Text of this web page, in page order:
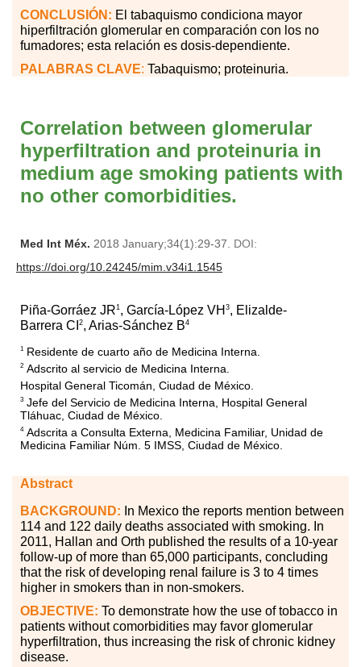
CONCLUSIÓN: El tabaquismo condiciona mayor
hiperfiltración glomerular en comparación con los no
fumadores; esta relación es dosis-dependiente.
PALABRAS CLAVE: Tabaquismo; proteinuria.
Correlation between glomerular
hyperfiltration and proteinuria in
medium age smoking patients with
no other comorbidities.
Med Int Méx. 2018 January;34(1):29-37. DOI:
https://doi.org/10.24245/mim.v34i1.1545
Piña-Gorráez JR1 , García-López VH 3, Elizalde-
Barrera CI 2, Arias-Sánchez B4
1 Residente de cuarto año de Medicina Interna.
2 Adscrito al servicio de Medicina Interna.
Hospital General Ticomán, Ciudad de México.
3 Jefe del Servicio de Medicina Interna, Hospital General
Tláhuac, Ciudad de México.
4Adscrita a Consulta Externa, Medicina Familiar, Unidad de
Medicina Familiar Núm. 5 IMSS, Ciudad de México.
Abstract
BACKGROUND: In Mexico the reports mention between
114 and 122 daily deaths associated with smoking. In
2011, Hallan and Orth published the results of a 10-year
follow-up of more than 65,000 participants, concluding
that the risk of developing renal failure is 3 to 4 times
higher in smokers than in non-smokers.
OBJECTIVE: To demonstrate how the use of tobacco in
patients without comorbidities may favor glomerular
hyperfiltration, thus increasing the risk of chronic kidney
disease.